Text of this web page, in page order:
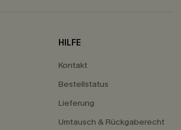
HILFE
Kontakt
Bestellstatus
Lieferung
Umtausch & Rückgaberecht